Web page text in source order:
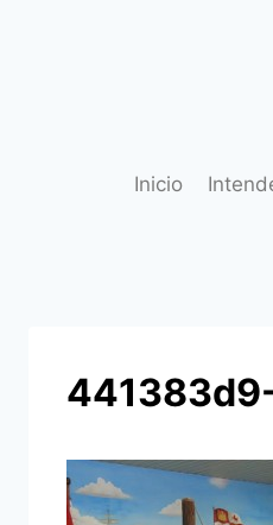
Inicio